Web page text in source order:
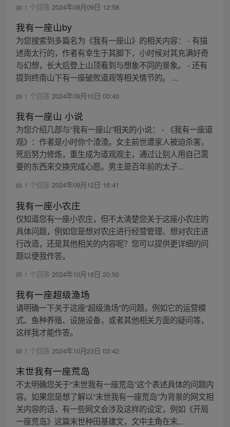
1 个回答 2024年09月09日 12:58
我有一座山by
为您搜索到多篇名为《我有一座山》的相关内容： - 有描
述南太行的，作者有幸生于其脚下，小时候对其充满好奇
与幻想，长大后登上山顶看到与想象不同的景象。 - 还有
提到终南山下有一座破败道观等相关情节的。 ...
1 个回答 2024年09月10日 00:40
我有一座山 小说
为您介绍几部与“我有一座山”相关的小说： - 《我有一座道
观》：作者是小时你个渣渣。女主前世遭家人被迫杀害，
死后努力修炼，重生成为道观观主，通过让别人用自己需
要的东西来交换完成心愿。男主是百年前的太子...
1 个回答 2024年09月12日 16:41
我有一座小农庄
仅知道您有一座小农庄，但不太清楚您关于这座小农庄的
具体问题，例如您是想对农庄进行经营管理、想对农庄进
行改造，还是其他相关的内容呢？您可以提供更详细的问
题以便我作答。
1 个回答 2024年10月18日 20:50
我有一座超级渔场
请明确一下关于这座“超级渔场”的问题，例如它的运营模
式、鱼种养殖、设施设备，或者其他相关方面的疑问等，
这样我才能作答。
1 个回答 2024年10月23日 03:42
末世我有一座荒岛
不太明确您关于“末世我有一座荒岛”这个表述具体的问题内
容。如果您是想了解以“末世我有一座荒岛”为背景的网文相
关内容的话，有一些网文会涉及这样的设定，例如《开局
一座荒岛》这篇末世种田基建文，文中主角在末...